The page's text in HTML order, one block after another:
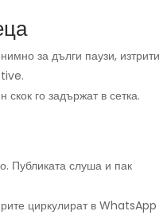
за дълги паузи, изтрити
го задържат в сетка.
Публиката слуша и пак
циркулират в WhatsApp